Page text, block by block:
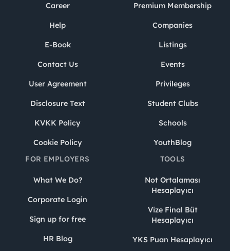
Career
Help
E-Book
Contact Us
User Agreement
Disclosure Text
KVKK Policy
Cookie Policy
Premium Membership
Companies
Listings
Events
Privileges
Student Clubs
Schools
YouthBlog
FOR EMPLOYERS
What We Do?
Corporate Login
Sign up for free
HR Blog
TOOLS
Not Ortalaması
Hesaplayıcı
Vize Final Büt
Hesaplayıcı
YKS Puan Hesaplayıcı